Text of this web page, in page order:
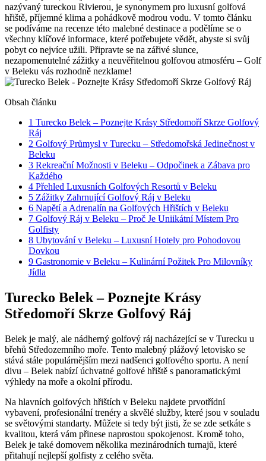
nazývaný tureckou Rivierou, je synonymem pro luxusní golfová
hřiště, příjemné klima a pohádkově modrou vodu. V tomto článku
se podíváme na recenze této malebné destinace a podělíme se o
všechny klíčové informace, které potřebujete vědět, abyste si svůj
pobyt co nejvíce užili. Připravte se na zářivé slunce,
nezapomenutelné zážitky a neuvěřitelnou golfovou atmosféru – Golf
v Beleku vás rozhodně nezklame!
Obsah článku
1 Turecko Belek – Poznejte Krásy Středomoří Skrze Golfový
Ráj
2 Golfový Průmysl v Turecku – Středomořská Jedinečnost v
Beleku
3 Rekreační Možnosti v Beleku – Odpočinek a Zábava pro
Každého
4 Přehled Luxusních Golfových Resortů v Beleku
5 Zážitky Zahrnující Golfový Ráj v Beleku
6 Napětí a Adrenalín na Golfových Hřištích v Beleku
7 Golfový Ráj v Beleku – Proč Je Uniikátní Místem Pro
Golfisty
8 Ubytování v Beleku – Luxusní Hotely pro Pohodovou
Dovkou
9 Gastronomie v Beleku – Kulinární Požitek Pro Milovníky
Jídla
Turecko Belek – Poznejte Krásy
Středomoří Skrze Golfový Ráj
Belek je malý, ale nádherný golfový ráj nacházející se v Turecku u
břehů Středozemního moře. Tento malebný plážový letovisko se
stává stále populárnějším mezi nadšenci golfového sportu. A není
divu – Belek nabízí úchvatné golfové hřiště s panoramatickými
výhledy na moře a okolní přírodu.
Na hlavních golfových hřištích v Beleku najdete prvotřídní
vybavení, profesionální trenéry a skvělé služby, které jsou v souladu
se světovými standarty. Můžete si tedy být jisti, že se zde setkáte s
kvalitou, která vám přinese naprostou spokojenost. Kromě toho,
Belek je také domovem několika mezinárodních turnajů, které
přitahují nejlepší golfisty z celého světa.